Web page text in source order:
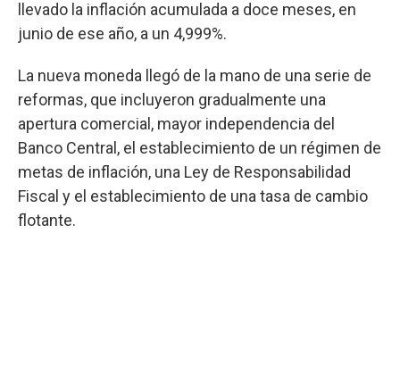
llevado la inflación acumulada a doce meses, en
junio de ese año, a un 4,999%.
La nueva moneda llegó de la mano de una serie de
reformas, que incluyeron gradualmente una
apertura comercial, mayor independencia del
Banco Central, el establecimiento de un régimen de
metas de inflación, una Ley de Responsabilidad
Fiscal y el establecimiento de una tasa de cambio
flotante.